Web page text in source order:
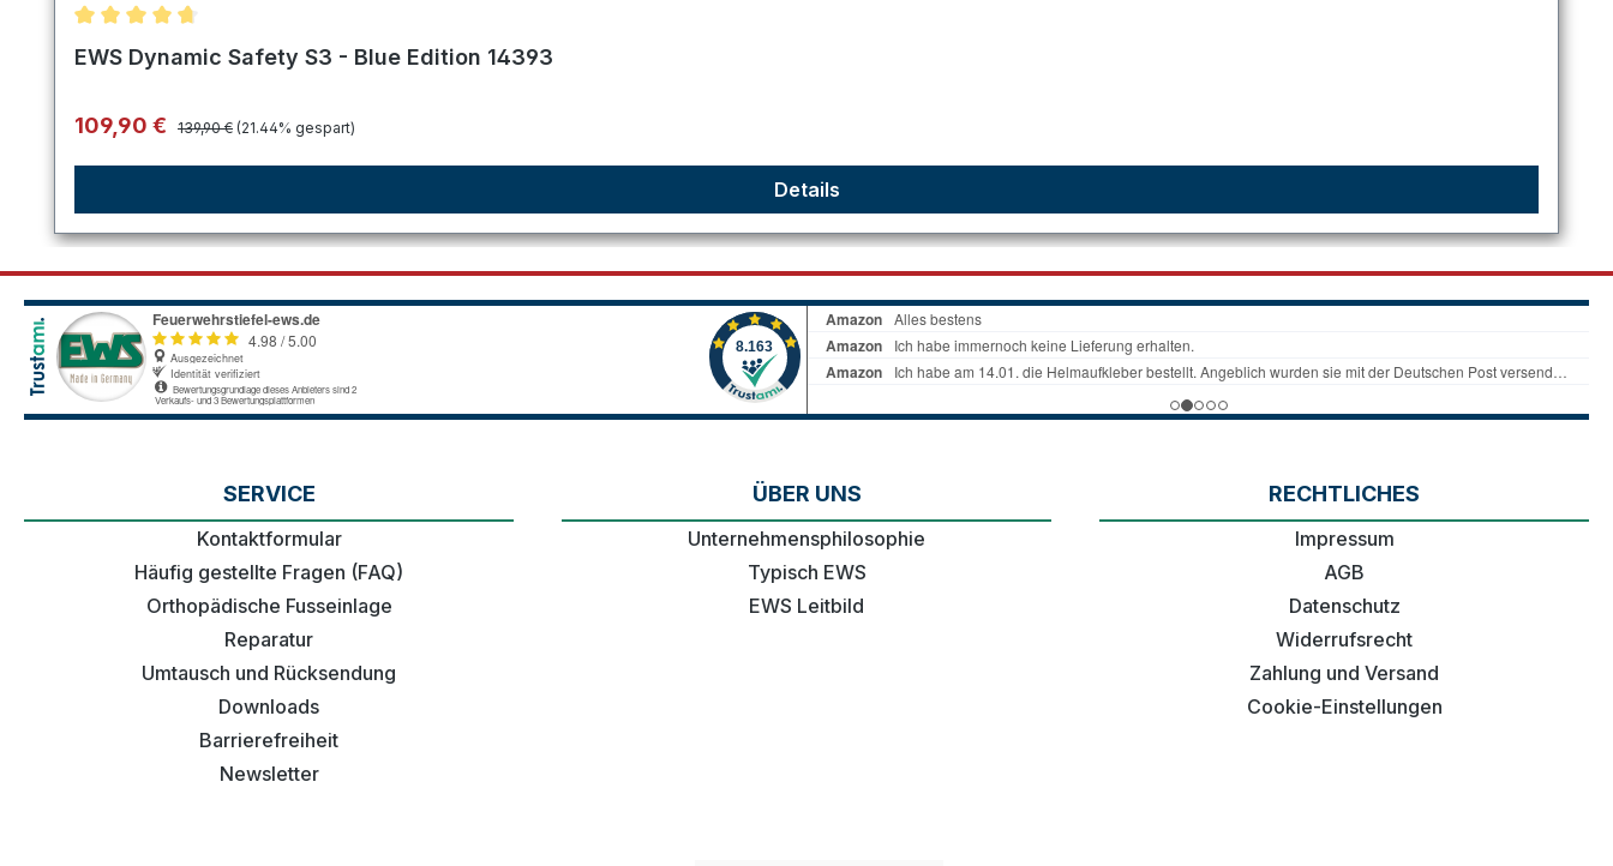
Durchschnittliche Bewertung von 4.8 von 5 Sternen
EWS Dynamic Safety S3 - Blue Edition 14393
Verkaufspreis:
109,90 € Regulärer Preis:
139,90 € (21.44% gespart)
Details
SERVICE
Kontaktformular
Häufig gestellte Fragen (FAQ)
Orthopädische Fusseinlage
Reparatur
Umtausch und Rücksendung
Downloads
Barrierefreiheit
Newsletter
ÜBER UNS
Unternehmensphilosophie
Typisch EWS
EWS Leitbild
RECHTLICHES
Impressum
AGB
Datenschutz
Widerrufsrecht
Zahlung und Versand
Cookie-Einstellungen